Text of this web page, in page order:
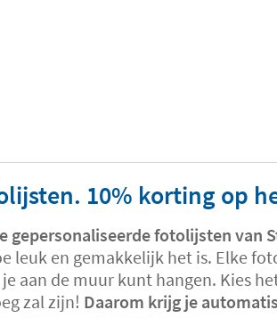
10% korting op
fotolijsten van
leuk en gemakkelijk het is. Elke
aan de muur kunt hangen. Kies
zal zijn! Daarom krijg je